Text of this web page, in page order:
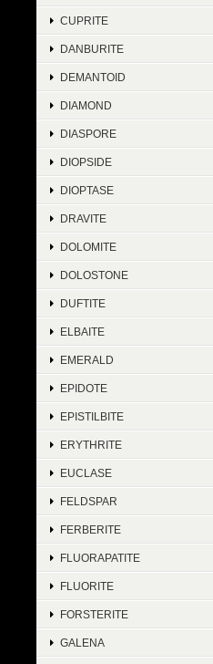
CUPRITE
DANBURITE
DEMANTOID
DIAMOND
DIASPORE
DIOPSIDE
DIOPTASE
DRAVITE
DOLOMITE
DOLOSTONE
DUFTITE
ELBAITE
EMERALD
EPIDOTE
EPISTILBITE
ERYTHRITE
EUCLASE
FELDSPAR
FERBERITE
FLUORAPATITE
FLUORITE
FORSTERITE
GALENA